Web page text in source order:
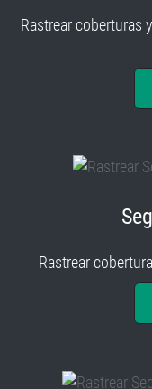
Rastrear coberturas
Rastrear